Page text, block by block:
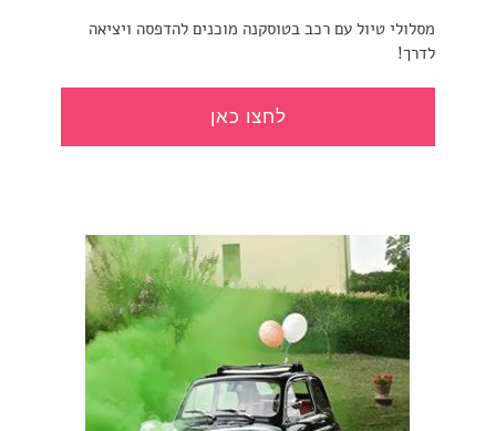
מסלולי טיול עם רכב בטוסקנה מוכנים להדפסה ויציאה
לדרך!
לחצו כאן